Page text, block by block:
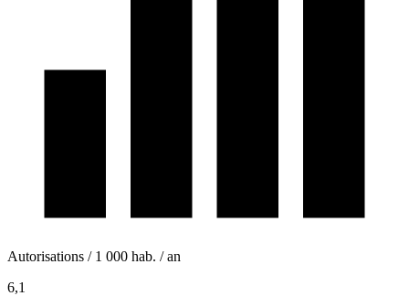
Autorisations / 1 000 hab. / an
6,1